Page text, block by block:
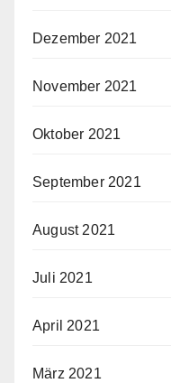
Dezember 2021
November 2021
Oktober 2021
September 2021
August 2021
Juli 2021
April 2021
März 2021